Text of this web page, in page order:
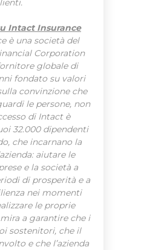
Intact Insurance
è una società del
Corporation
globale di
fondato su valori
convinzione che
le persone, non
di Intact è
32.000 dipendenti
che incarnano la
aiutare le
e la società a
di prosperità e a
nei momenti
le proprie
a garantire che i
sostenitori, che il
e che l’azienda